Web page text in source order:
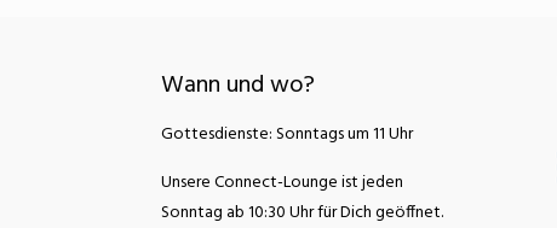
Wann und wo?
Gottesdienste: Sonntags um 11 Uhr
Unsere Connect-Lounge ist jeden
Sonntag ab 10:30 Uhr für Dich geöffnet.